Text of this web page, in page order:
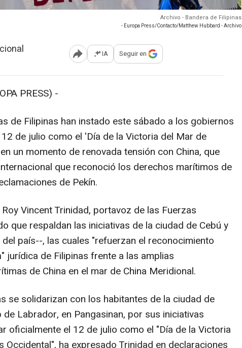
Archivo - Bandera de Filipinas
- Europa Press/Contacto/Matthew Hubbard - Archivo
Abrir opciones para compartir
IA Seguir en
PRESS) -
de Filipinas han instado este sábado a los gobiernos
de julio como el 'Día de la Victoria del Mar de
un momento de renovada tensión con China, que
que reconoció los derechos marítimos de
de Pekín.
Vincent Trinidad, portavoz de las Fuerzas
que respaldan las iniciativas de la ciudad de Cebú y
país--, las cuales "refuerzan el reconocimiento
jurídica de Filipinas frente a las amplias
de China en el mar de China Meridional.
se solidarizan con los habitantes de la ciudad de
de Labrador, en Pangasinan, por sus iniciativas
oficialmente el 12 de julio como el "Día de la Victoria